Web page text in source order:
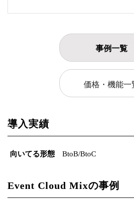
事例一覧
価格・機能一
導入実績
向いてる形態 BtoB/BtoC
Event Cloud Mixの事例